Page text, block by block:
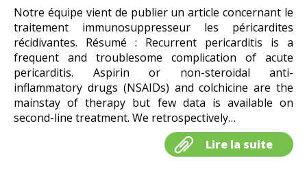
Notre équipe vient de publier un article concernant le
traitement immunosuppresseur les péricardites
récidivantes. Résumé : Recurrent pericarditis is a
frequent and troublesome complication of acute
pericarditis. Aspirin or non-steroidal anti-
inflammatory drugs (NSAIDs) and colchicine are the
mainstay of therapy but few data is available on
second-line treatment. We retrospectively…
Lire la suite